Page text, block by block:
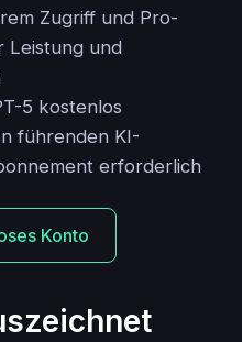
Zugriff und Pro-
Leistung und
5 kostenlos
führenden KI-
erforderlich
Konto